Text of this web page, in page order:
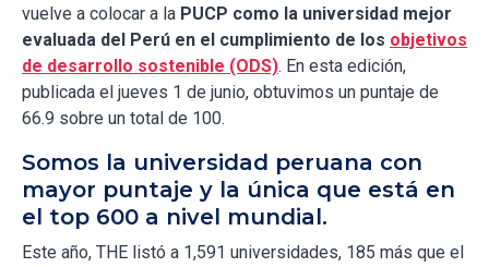
vuelve a colocar a la PUCP como la universidad mejor
evaluada del Perú en el cumplimiento de los objetivos
de desarrollo sostenible (ODS). En esta edición,
publicada el jueves 1 de junio, obtuvimos un puntaje de
66.9 sobre un total de 100.
Somos la universidad peruana con
mayor puntaje y la única que está en
el top 600 a nivel mundial.
Este año, THE listó a 1,591 universidades, 185 más que el